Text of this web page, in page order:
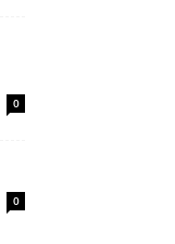
0
0